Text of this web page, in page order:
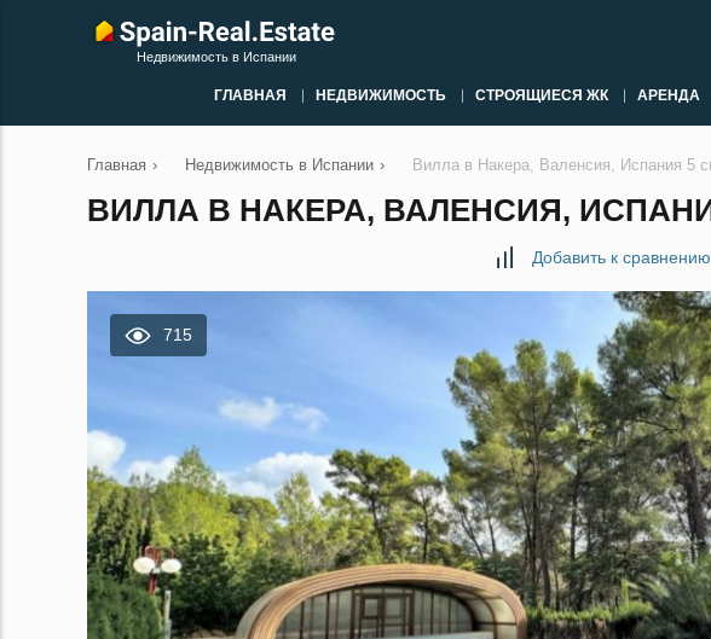
Недвижимость в Испании
ГЛАВНАЯ НЕДВИЖИМОСТЬ СТРОЯЩИЕСЯ ЖК АРЕНДА
Главная › Недвижимость в Испании › Вилла в Накера, Валенсия, Испания 5
ВИЛЛА В НАКЕРА, ВАЛЕНСИЯ,
Добавить к сравнению
715